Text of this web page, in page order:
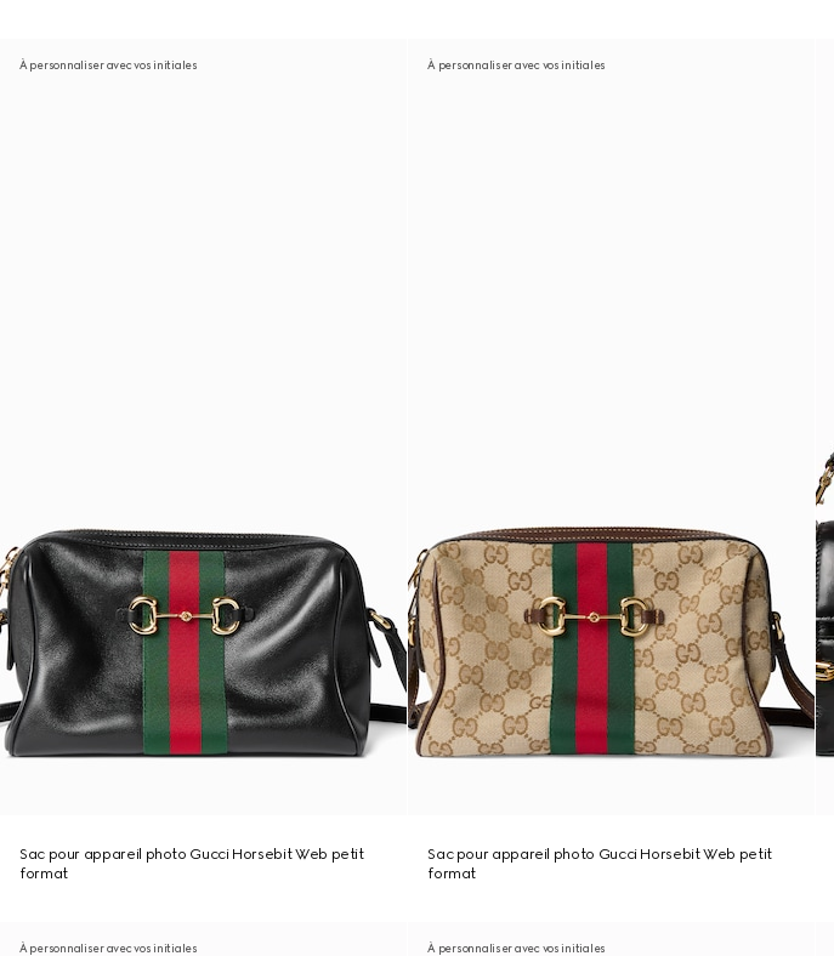
À personnaliser avec vos initiales
Sac pour appareil photo Gucci Horsebit Web petit
format
À personnaliser avec vos initiales
Sac pour appareil photo Gucci Horsebit Web petit
format
À personnaliser avec vos initiales À personnaliser avec vos initiales